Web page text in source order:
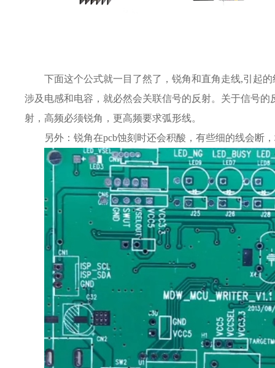
下面这个公式就一目了然了，锐角和直角走线,引起
涉及电感和电容，就必然会关联信号的反射。关于信号
射，高频必须锐角，更高频要求弧形线。
另外：锐角在pcb蚀刻时还会积酸，有些细的线会断